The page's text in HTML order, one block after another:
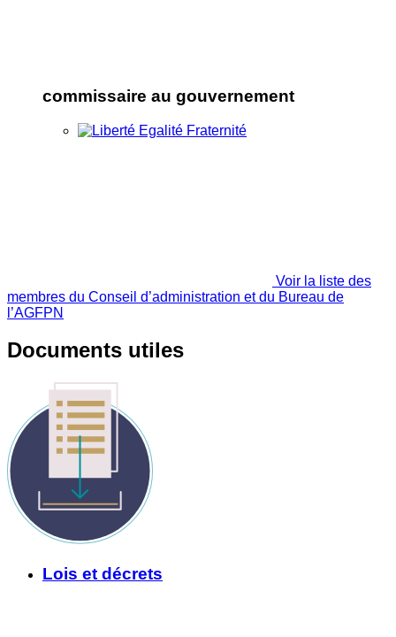
commissaire au gouvernement
Voir la liste des
membres du Conseil d’administration et du Bureau de
l’AGFPN
Documents utiles
Lois et décrets